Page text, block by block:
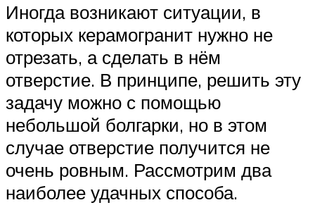
Иногда возникают ситуации, в
которых керамогранит нужно не
отрезать, а сделать в нём
отверстие. В принципе, решить эту
задачу можно с помощью
небольшой болгарки, но в этом
случае отверстие получится не
очень ровным. Рассмотрим два
наиболее удачных способа.